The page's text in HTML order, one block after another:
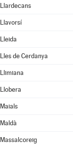
Llardecans
Llavorsí
Lleida
Lles de Cerdanya
Llimiana
Llobera
Maials
Maldà
Massalcoreig